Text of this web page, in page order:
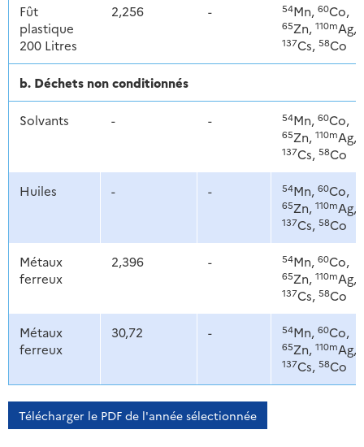
Fût
plastique
200 Litres
2,256 - 54Mn, 60Co,
65Zn, 110mAg,
137Cs, 58Co
b. Déchets non conditionnés
Solvants - - 54Mn, 60Co,
65Zn, 110mAg,
137Cs, 58Co
Huiles - - 54Mn, 60Co,
65Zn, 110mAg,
137Cs, 58Co
Métaux
ferreux
2,396 - 54Mn, 60Co,
65Zn, 110mAg,
137Cs, 58Co
Métaux
ferreux
30,72 - 54Mn, 60Co,
65Zn, 110mAg,
137Cs, 58Co
Télécharger le PDF de l'année sélectionnée